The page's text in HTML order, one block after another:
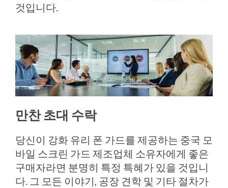
것입니다.
만찬 초대 수락
당신이 강화 유리 폰 가드를 제공하는 중국 모
바일 스크린 가드 제조업체 소유자에게 좋은
구매자라면 분명히 특정 특혜가 있을 것입니
다. 그 모든 이야기, 공장 견학 및 기타 절차가